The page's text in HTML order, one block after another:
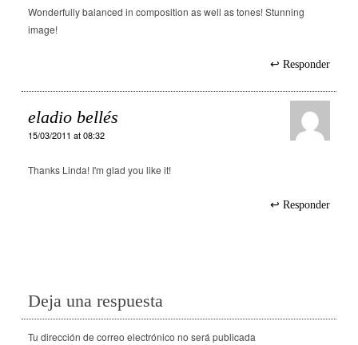
Wonderfully balanced in composition as well as tones! Stunning
image!
Responder
eladio bellés
15/03/2011 at 08:32
Thanks Linda! I'm glad you like it!
Responder
Deja una respuesta
Tu dirección de correo electrónico no será publicada